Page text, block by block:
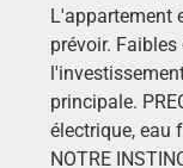
L'appartement
prévoir.
principale.
électrique, eau
NOTRE